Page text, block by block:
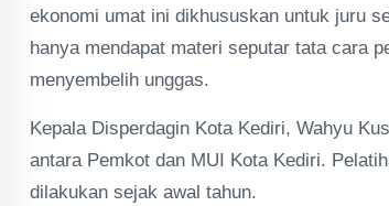
ekonomi umat ini dikhususkan untuk juru
hanya mendapat materi seputar tata cara
menyembelih unggas.
Kepala Disperdagin Kota Kediri, Wahyu
antara Pemkot dan MUI Kota Kediri.
dilakukan sejak awal tahun.